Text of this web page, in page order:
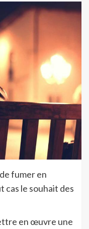
fumer en
cas le souhait des
en œuvre une